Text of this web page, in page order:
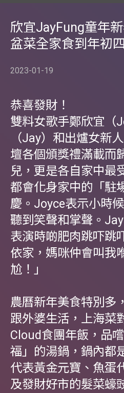
欣宜JayFung童年
盆菜全家食到年初四
2023-01-19
恭喜發財！
雙料女歌手鄭欣宜（
（Jay）和出爐女新
壇各個頒獎禮滿載而
兒，更是各自家中最
都會化身家中的「駐
慶。Joyce表示小時
聽到笑聲和掌聲。
表演時啲肥肉跳吓跳
依家，媽咪仲會叫我
尬！」
農曆新年美食特別多
跟外婆生活，上海菜
Cloud食團年飯，品
福」的湯鍋，鍋內都
代表黃金元寶、魚蛋
及發財好市的髮菜蠔